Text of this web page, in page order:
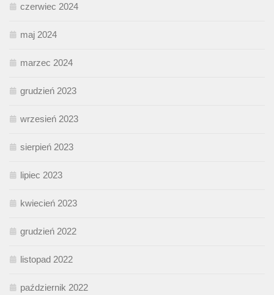
czerwiec 2024
maj 2024
marzec 2024
grudzień 2023
wrzesień 2023
sierpień 2023
lipiec 2023
kwiecień 2023
grudzień 2022
listopad 2022
październik 2022